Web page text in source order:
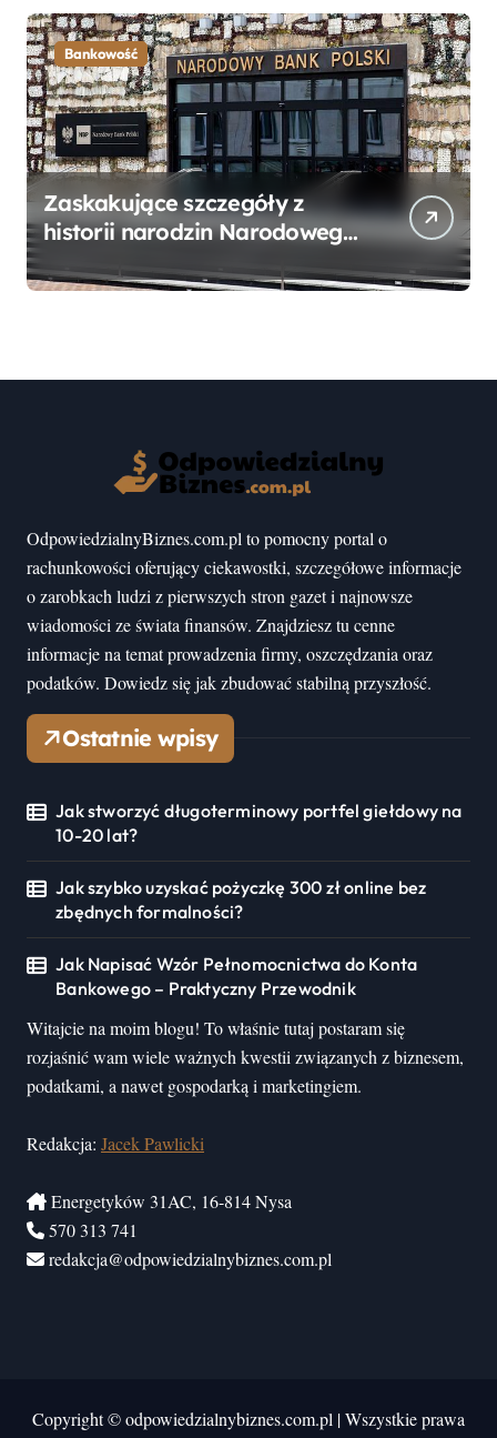
Bankowość
Zaskakujące szczegóły z
historii narodzin Narodowego
mogłeś nie wiedzieć
OdpowiedzialnyBiznes.com.pl to pomocny portal o
rachunkowości oferujący ciekawostki, szczegółowe informacje
o zarobkach ludzi z pierwszych stron gazet i najnowsze
wiadomości ze świata finansów. Znajdziesz tu cenne
informacje na temat prowadzenia firmy, oszczędzania oraz
podatków. Dowiedz się jak zbudować stabilną przyszłość.
Ostatnie wpisy
Jak stworzyć długoterminowy portfel giełdowy na
10-20 lat?
Jak szybko uzyskać pożyczkę 300 zł online bez
zbędnych formalności?
Jak Napisać Wzór Pełnomocnictwa do Konta
Bankowego – Praktyczny Przewodnik
Witajcie na moim blogu! To właśnie tutaj postaram się
rozjaśnić wam wiele ważnych kwestii związanych z biznesem,
podatkami, a nawet gospodarką i marketingiem.
Redakcja: Jacek Pawlicki
Energetyków 31AC, 16-814 Nysa
570 313 741
redakcja@odpowiedzialnybiznes.com.pl
Copyright © odpowiedzialnybiznes.com.pl |Wszystkie prawa